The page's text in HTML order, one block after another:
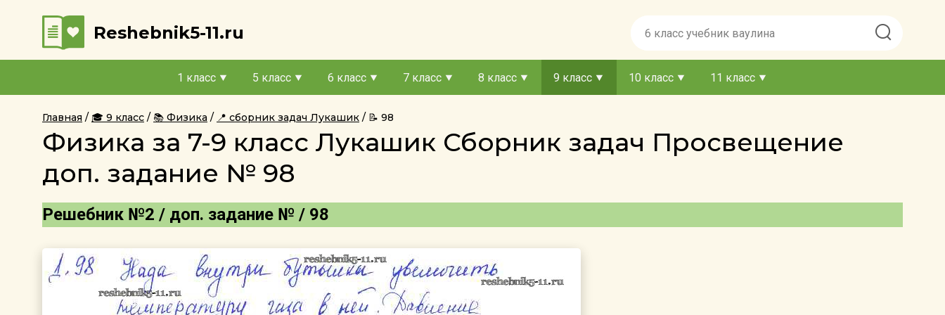
Reshebnik5-11.ru
1 класс 5 класс 6 класс 7 класс 8 класс 9 класс 10 класс 11 класс
Главная 🎓 9 класс 📚 Физика 📍 сборник задач Лукашик 📝 98
Физика за 7-9 класс Лукашик Сборник задач Просвещение
доп. задание № 98
Решебник №2 / доп. задание № / 98